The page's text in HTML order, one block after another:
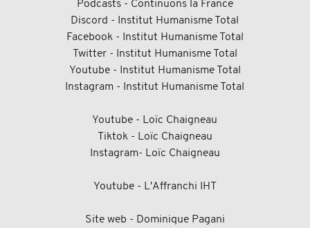
Podcasts - Continuons la France
Discord - Institut Humanisme Total
Facebook - Institut Humanisme Total
Twitter - Institut Humanisme Total
Youtube - Institut Humanisme Total
Instagram - Institut Humanisme Total
Youtube - Loïc Chaigneau
Tiktok - Loïc Chaigneau
Instagram- Loïc Chaigneau
Youtube - L'Affranchi IHT
Site web - Dominique Pagani